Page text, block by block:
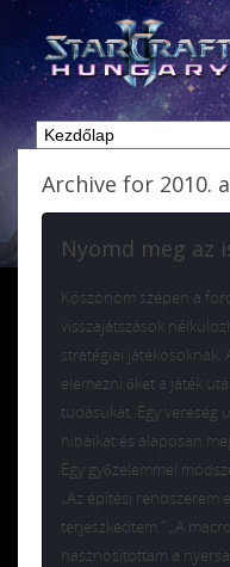
Archive for 2010.
Nyomd meg az
Köszönöm szépen a
visszajátszások
stratégiai játékosoknak.
elemezni őket a játék
tudásukat. Egy vereség
hibáikat és alaposan
Egy győzelemmel
„Az építési rendszerem
terjeszkedtem.” „A
hasznosítottam a